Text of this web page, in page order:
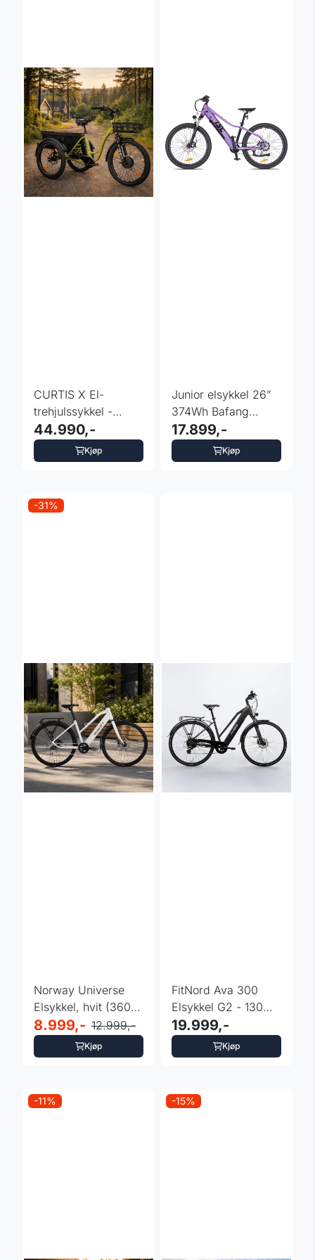
CURTIS X El-
trehjulssykkel -
Fargevalg
44.990,-
Kjøp
Junior elsykkel 26”
374Wh Bafang
65Nm
17.899,-
Kjøp
-31%
Norway Universe
Elsykkel, hvit (360
Wh batteri)
8.999,- 12.999,-
Kjøp
FitNord Ava 300
Elsykkel G2 - 130
km - rød, sort, hvit
19.999,-
Kjøp
-11% -15%